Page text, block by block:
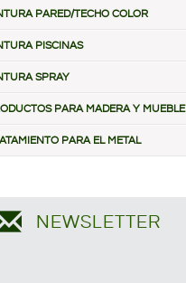
PARED/TECHO COLOR
PISCINAS
SPRAY
PARA MADERA Y MUEBLE
PARA EL METAL
NEWSLETTER